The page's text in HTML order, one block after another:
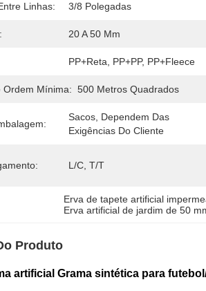
Linhas: 3/8 Polegadas
20 A 50 Mm
PP+Reta, PP+PP, PP+Fleece
Ordem Mínima: 500 Metros Quadrados
Sacos, Dependem Das
Exigências Do Cliente
L/C, T/T
Erva de tapete artificial
Erva artificial de jardim de 50
Produto
artificial Grama sintética para